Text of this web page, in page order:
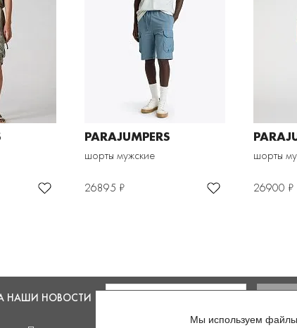
PARAJUMPERS
шорты мужские
26895 ₽
шорты
26900 ₽
НАШИ НОВОСТИ
Мы используем файлы